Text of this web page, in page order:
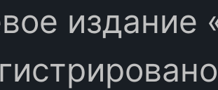
издание